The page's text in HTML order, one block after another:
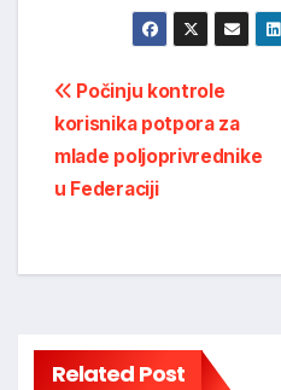
Post
navigation
Počinju kontrole
korisnika potpora za
mlade poljoprivrednike
u Federaciji
Related Post